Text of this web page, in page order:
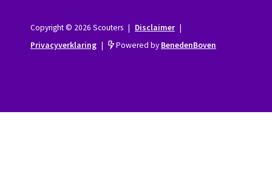
Copyright © 2026 Scouters | Disclaimer |
Privacyverklaring | Powered by BenedenBoven